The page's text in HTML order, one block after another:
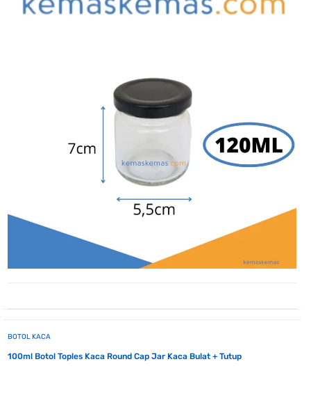
BOTOL KACA
100ml Botol Toples Kaca Round Cap Jar Kaca Bulat + Tutup